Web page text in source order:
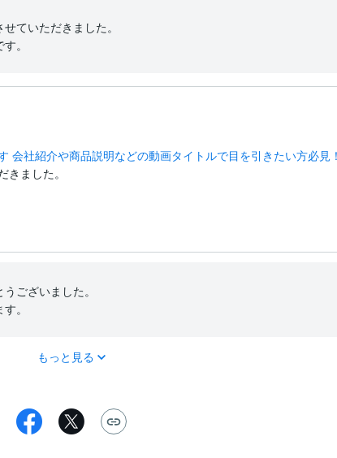
ていただきました。
。
会社紹介や商品説明などの動画タイトルで目を引きたい方必見！
ました。
ございました。
。
もっと見る